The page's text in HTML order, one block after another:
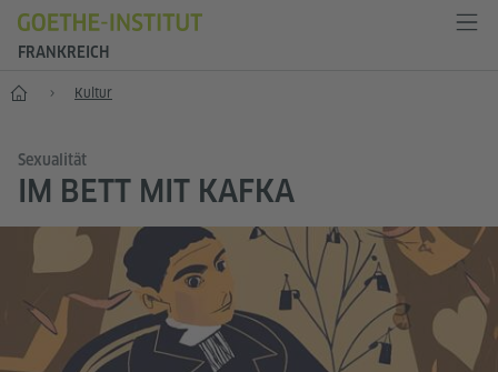
FRANKREICH
Start Kultur
Sexualität
IM BETT MIT KAFKA